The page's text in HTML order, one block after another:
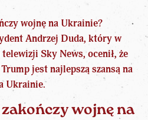
wojnę na Ukrainie?
Andrzej Duda, który w
Sky News, ocenił, że
jest najlepszą szansą na
Ukrainie.
wojnę na